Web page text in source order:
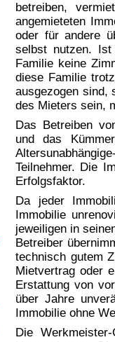
betreiben,
angemieteten
oder für andere
selbst nutzen.
Familie keine
diese Familie
ausgezogen sind,
des Mieters sein,
Das Betreiben
und das
Teilnehmer. Die
Erfolgsfaktor.
Da jeder
Immobilie
jeweiligen in
Betreiber
technisch gutem
Mietvertrag oder
Erstattung von
über Jahre
Immobilie ohne
Die